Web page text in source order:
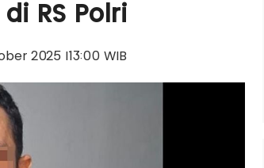
RS Polri
2025 |13:00 WIB